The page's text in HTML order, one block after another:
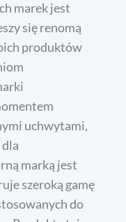
marek jest
się renomą
produktów
uchwytami,
marką jest
szeroką gamę
do